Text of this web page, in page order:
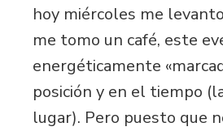
hoy miércoles me
me tomo un café, este
energéticamente
posición y en el tiempo
lugar). Pero puesto que